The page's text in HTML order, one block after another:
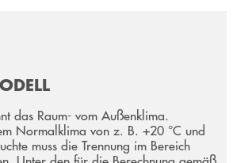
das Raum- vom Außenklima.
Normalklima von z. B. +20 °C und
muss die Trennung im Bereich